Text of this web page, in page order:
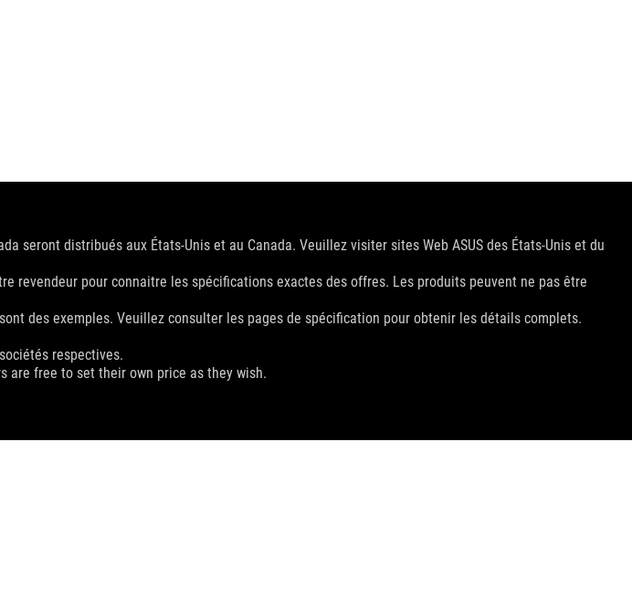
seront distribués aux États-Unis et au Canada. Veuillez visiter sites Web ASUS des États-Unis et du
revendeur pour connaitre les spécifications exactes des offres. Les produits peuvent ne pas être
des exemples. Veuillez consulter les pages de spécification pour obtenir les détails complets.
respectives.
are free to set their own price as they wish.